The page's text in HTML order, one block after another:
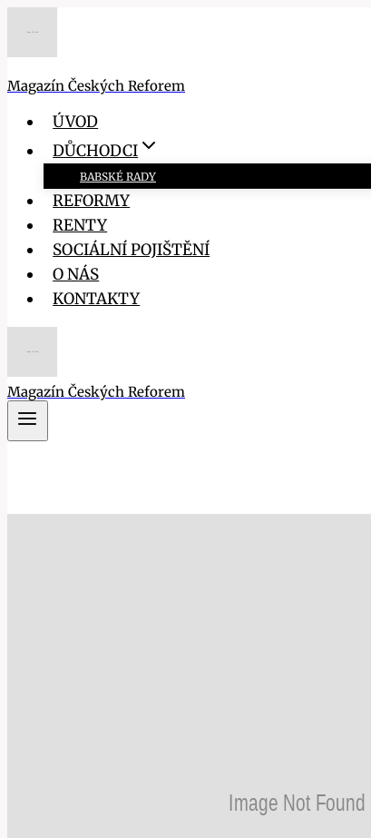
Magazín Českých Reforem
ÚVOD
DŮCHODCI
BABSKÉ RADY
REFORMY
RENTY
SOCIÁLNÍ POJIŠTĚNÍ
O NÁS
KONTAKTY
Magazín Českých Reforem